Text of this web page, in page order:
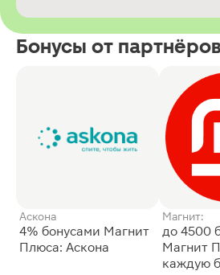
Бонусы от партнёров
Аскона
4% бонусами Магнит
Плюса: Аскона
Магнит:
до 4500
Магнит
каждую